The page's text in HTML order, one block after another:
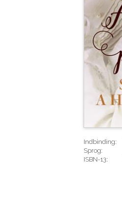
Indbinding:
Sprog:
ISBN-13: